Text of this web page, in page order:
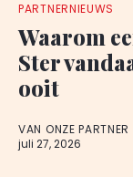
PARTNERNIEUWS
Waarom
Ster
ooit
VAN ONZE PARTNER
juli 27, 2026